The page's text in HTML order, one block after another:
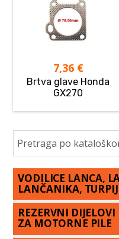
7,36 €
Brtva glave Honda
GX270
VODILICE LANCA,
LANČANIKA,
REZERVNI DIJELOVI
ZA MOTORNE PILE